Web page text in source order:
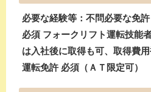
必要な経験等：不問必要な免
必須 フォークリフト運転技能
は入社後に取得も可、取得費
運転免許 必須（ＡＴ限定可）